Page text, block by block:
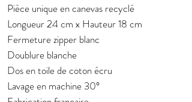
Pièce unique en canevas recyclé
Longueur 24 cm x Hauteur 18 cm
Fermeture zipper blanc
Doublure blanche
Dos en toile de coton écru
Lavage en machine 30°